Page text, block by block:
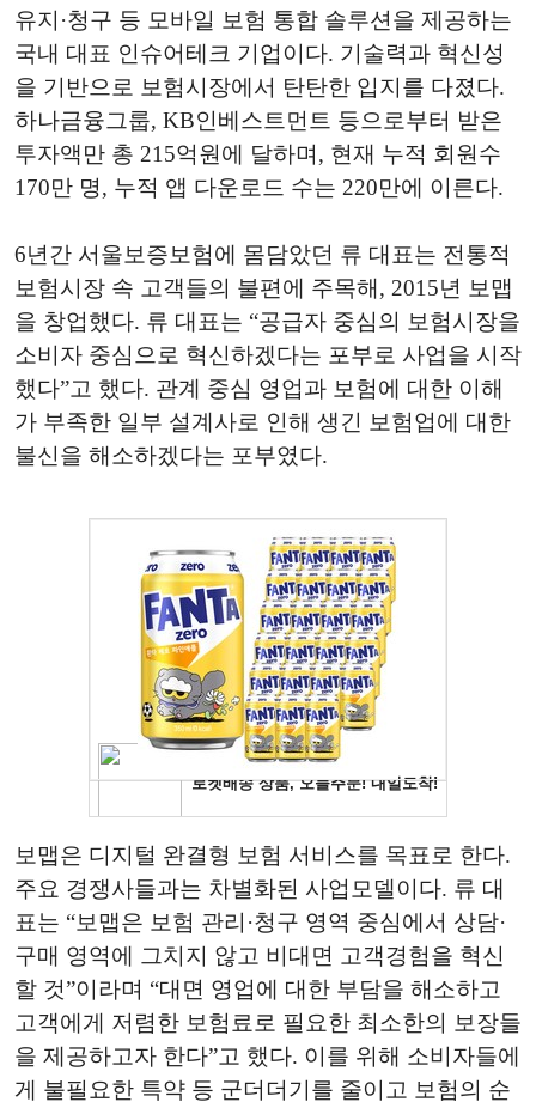
유지·청구 등 모바일 보험 통합 솔루션을 제공하는
국내 대표 인슈어테크 기업이다. 기술력과 혁신성
을 기반으로 보험시장에서 탄탄한 입지를 다졌다.
하나금융그룹, KB인베스트먼트 등으로부터 받은
투자액만 총 215억원에 달하며, 현재 누적 회원수
170만 명, 누적 앱 다운로드 수는 220만에 이른다.
6년간 서울보증보험에 몸담았던 류 대표는 전통적
보험시장 속 고객들의 불편에 주목해, 2015년 보맵
을 창업했다. 류 대표는 “공급자 중심의 보험시장을
소비자 중심으로 혁신하겠다는 포부로 사업을 시작
했다”고 했다. 관계 중심 영업과 보험에 대한 이해
가 부족한 일부 설계사로 인해 생긴 보험업에 대한
불신을 해소하겠다는 포부였다.
보맵은 디지털 완결형 보험 서비스를 목표로 한다.
주요 경쟁사들과는 차별화된 사업모델이다. 류 대
표는 “보맵은 보험 관리·청구 영역 중심에서 상담·
구매 영역에 그치지 않고 비대면 고객경험을 혁신
할 것”이라며 “대면 영업에 대한 부담을 해소하고
고객에게 저렴한 보험료로 필요한 최소한의 보장들
을 제공하고자 한다”고 했다. 이를 위해 소비자들에
게 불필요한 특약 등 군더더기를 줄이고 보험의 순